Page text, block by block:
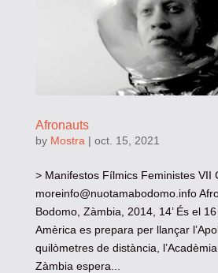
Afronauts
by Mostra| oct. 15, 2021
> Manifestos Fílmics Feministes VII
moreinfo@nuotamabodomo.info
Bodomo, Zàmbia, 2014, 14’ És el
Amèrica es prepara per llançar
quilòmetres de distància,
Zàmbia espera...